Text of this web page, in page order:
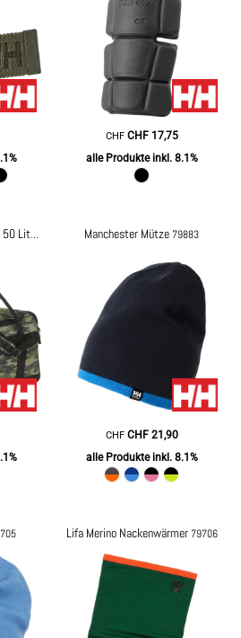
CHF CHF17,75
alle Produkte inkl. 8.1%
Helly Hansen Reisetasche 50 Liter Manchester Mütze 79883
CHF CHF21,90
alle Produkte inkl. 8.1%
Lifa Merino Nackenwärmer 79706